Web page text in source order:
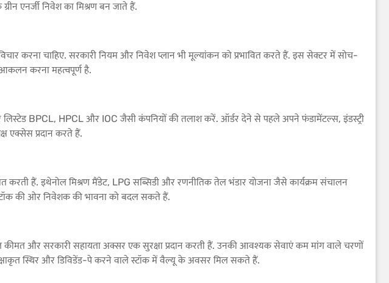
एनर्जी निवेश का मिश्रण बन जाते हैं.
करना चाहिए. सरकारी नियम और निवेश प्लान भी मूल्यांकन को प्रभावित करते हैं. इस सेक्टर में सोच-
आकलन करना महत्वपूर्ण है.
BPCL, HPCL और IOC जैसी कंपनियों की तलाश करें. ऑर्डर देने से पहले अपने फंडामेंटल्स, इंडस्ट्री
एक्सेस प्रदान करते हैं.
करती हैं. इथेनोल मिश्रण मैंडेट, LPG सब्सिडी और रणनीतिक तेल भंडार योजना जैसे कार्यक्रम संचालन
की ओर निवेशक की भावना को बदल सकते हैं.
कीमत और सरकारी सहायता अक्सर एक सुरक्षा प्रदान करती हैं. उनकी आवश्यक सेवाएं कम मांग वाले चरणों
स्थिर और डिविडेंड-पे करने वाले स्टॉक में वैल्यू के अवसर मिल सकते हैं.